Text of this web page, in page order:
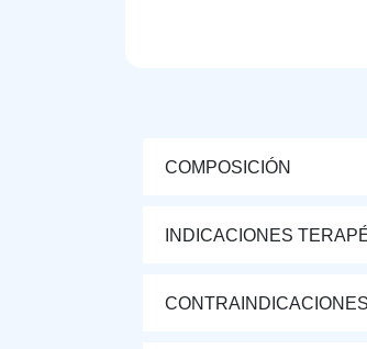
COMPOSICIÓN
INDICACIONES
CONTRAINDICACIONES